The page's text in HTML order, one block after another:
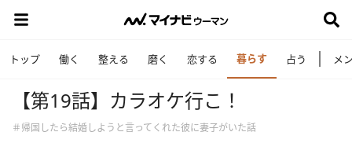
トップ 働く 整える 磨く 恋する 暮らす 占う メ
【第19話】カラオケ行こ！
＃帰国したら結婚しようと言ってくれた彼に妻子がいた話